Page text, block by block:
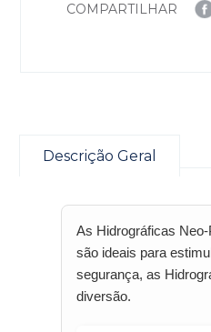
COMPARTILHAR
Descrição Geral
As Hidrográficas
são ideais para
segurança, as
diversão.